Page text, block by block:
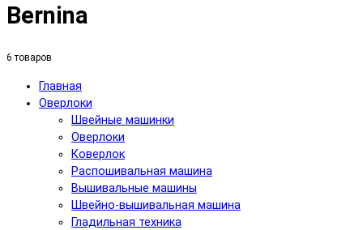
Bernina
6 товаров
Главная
Оверлоки
Швейные машинки
Оверлоки
Коверлок
Распошивальная машина
Вышивальные машины
Швейно-вышивальная машина
Гладильная техника